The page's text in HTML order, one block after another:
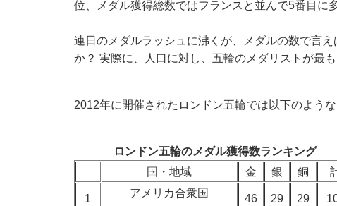
位、メダル獲得総数ではフランスと並んで5番目に
連日のメダルラッシュに沸くが、メダルの数で言え
か？ 実際に、人口に対し、 五輪のメダリストが最
2012年に開催されたロンドン五輪では以下のよう
ロンドン五輪のメダル獲得数ランキング
国・地域
金 銀 銅
1 アメリカ合衆国 46 29 29